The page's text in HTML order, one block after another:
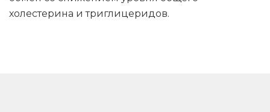
холестерина и триглицеридов.